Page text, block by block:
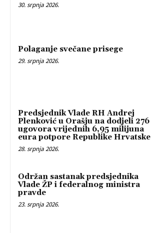
30. srpnja 2026.
Polaganje svečane prisege
29. srpnja 2026.
Predsjednik Vlade RH Andrej
Plenković u Orašju na dodjeli 276
ugovora vrijednih 6,95 milijuna
eura potpore Republike Hrvatske
28. srpnja 2026.
Održan sastanak predsjednika
Vlade ŽP i federalnog ministra
pravde
23. srpnja 2026.